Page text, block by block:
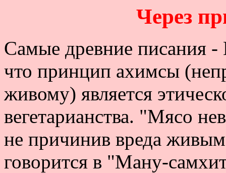
Через
Самые древние писания
что принцип ахимсы
живому) является
вегетарианства. "Мясо
не причинив вреда
говорится в "Ману-